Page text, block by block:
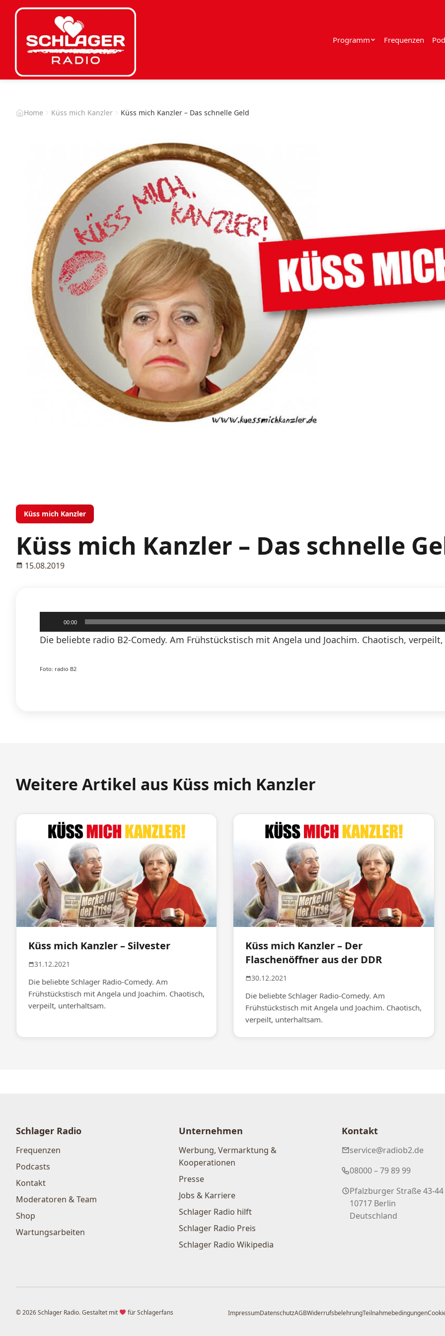
Programm Frequenzen
Home Küss mich Kanzler Küss mich Kanzler – Das schnelle Geld
Küss mich Kanzler
Küss mich Kanzler – Das schnelle
15.08.2019
Audio-
Player
00:00
Die beliebte radio B2-Comedy. Am Frühstückstisch mit Angela und Joachim. Chaotisch,
Foto: radio B2
Weitere Artikel aus Küss mich Kanzler
Küss mich Kanzler – Silvester
31.12.2021
Die beliebte Schlager Radio-Comedy. Am
Frühstückstisch mit Angela und Joachim. Chaotisch,
verpeilt, unterhaltsam.
Küss mich Kanzler – Der
Flaschenöffner aus der DDR
30.12.2021
Die beliebte Schlager Radio-Comedy. Am
Frühstückstisch mit Angela und Joachim. Chaotisch,
verpeilt, unterhaltsam.
Schlager Radio
Frequenzen
Podcasts
Kontakt
Moderatoren & Team
Shop
Wartungsarbeiten
Unternehmen
Werbung, Vermarktung &
Kooperationen
Presse
Jobs & Karriere
Schlager Radio hilft
Schlager Radio Preis
Schlager Radio Wikipedia
Kontakt
service@radiob2.de
08000 – 79 89 99
Pfalzburger Straße 43-44
10717 Berlin
Deutschland
© 2026 Schlager Radio. Gestaltet mit für Schlagerfans ImpressumDatenschutzAGBWiderrufsbelehrungTeilnahmebedingungen